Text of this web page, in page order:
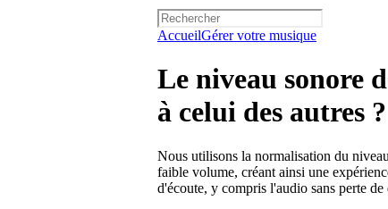
AccueilGérer votre musique
Le niveau sonore
à celui des autres ?
Nous utilisons la normalisation du
faible volume, créant ainsi une
d'écoute, y compris l'audio sans perte de